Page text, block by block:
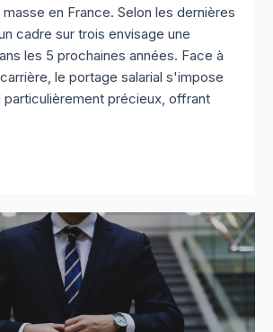
en France. Selon les dernières
cadre sur trois envisage une
les 5 prochaines années. Face à
le portage salarial s'impose
particulièrement précieux, offrant